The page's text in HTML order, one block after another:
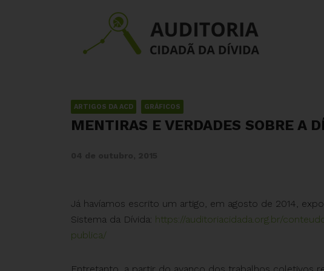
ARTIGOS DA ACD GRÁFICOS
MENTIRAS E VERDADES SOBRE A
Já havíamos escrito um artigo, em agosto de 2014,
Sistema da Dívida: https://auditoriacidada.org.br/
publica/